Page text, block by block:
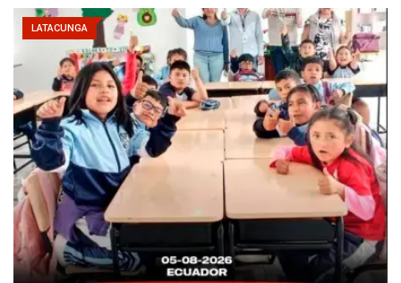
LATACUNGA